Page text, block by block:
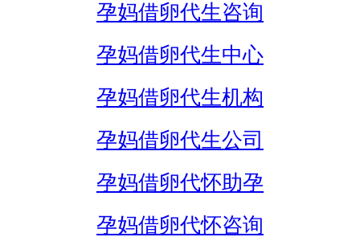
孕妈借卵代生咨询
孕妈借卵代生中心
孕妈借卵代生机构
孕妈借卵代生公司
孕妈借卵代怀助孕
孕妈借卵代怀咨询